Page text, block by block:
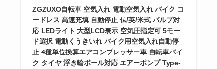
ZGZUXO自転車 空気入れ 電動空気入れ バイク コ
ードレス 高速充填 自動停止 仏/英/米式 バルブ対
応 LEDライト 大型LCD表示 空気圧指定可 5モー
ド選択 電動くうきいれ バイク用空気入れ自動停
止 4種単位換算エアコンプレッサー車 自転車バイ
ク タイヤ 浮き輪ボール対応 エアーポンプ Type-